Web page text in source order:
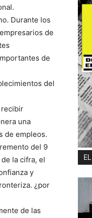
Durante los
de
de
del
recibir
una
de empleos.
del 9
la cifra, el
y
¿por
de las